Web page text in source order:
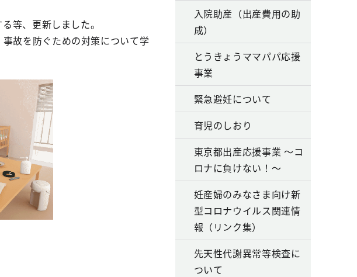
等、更新しました。
故を防ぐための対策について学
入院助産（出産費用の助
成）
とうきょうママパパ応援
事業
緊急避妊について
育児のしおり
東京都出産応援事業 ～コ
ロナに負けない！～
妊産婦のみなさま向け新
型コロナウイルス関連情
報（リンク集）
先天性代謝異常等検査に
ついて